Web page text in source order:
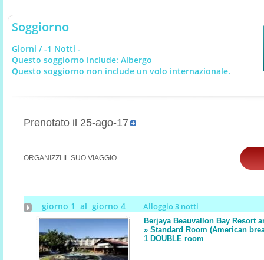
Soggiorno
Giorni / -1 Notti -
Questo soggiorno include: Albergo
Questo soggiorno non include un volo internazionale.
Prenotato il 25-ago-17
ORGANIZZI IL SUO VIAGGIO
giorno 1 al giorno 4 Alloggio 3 notti
Berjaya Beauvallon Bay Resort
» Standard Room (American
1 DOUBLE room